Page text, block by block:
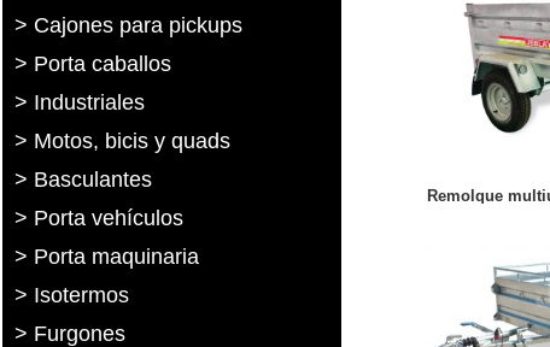
> Cajones para pickups
> Porta caballos
> Industriales
> Motos, bicis y quads
> Basculantes
> Porta vehículos
> Porta maquinaria
> Isotermos
> Furgones
Remolque